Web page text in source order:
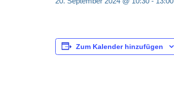
Zum Kalender hinzufügen